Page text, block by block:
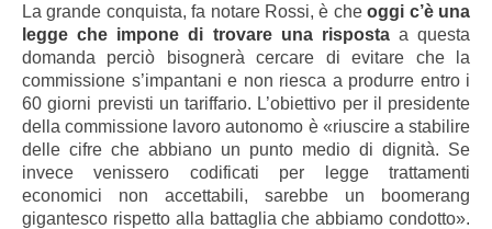
La grande conquista, fa notare Rossi, è cheoggi c’è una
legge che impone di trovare una rispostaa questa
domanda perciò bisognerà cercare di evitare che la
commissione s’impantani e non riesca a produrre entro i
60 giorni previsti un tariffario. L’obiettivo per il presidente
della commissione lavoro autonomo è «riuscire a stabilire
delle cifre che abbiano un punto medio di dignità. Se
invece venissero codificati per legge trattamenti
economici non accettabili, sarebbe un boomerang
gigantesco rispetto alla battaglia che abbiamo condotto».